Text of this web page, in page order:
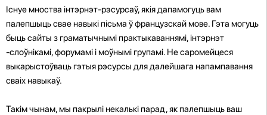
Існуе мноства інтэрнэт-рэсурсаў, якія дапамогуць вам
палепшыць свае навыкі пісьма ў французскай мове. Гэта могуць
быць сайты з граматычнымі практыкаваннямі, інтэрнэт
-слоўнікамі, форумамі і моўнымі групамі. Не саромейцеся
выкарыстоўваць гэтыя рэсурсы для далейшага напампавання
сваіх навыкаў.
Такім чынам, мы пакрылі некалькі парад, як палепшыць ваш